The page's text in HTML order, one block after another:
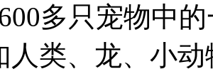
多只宠物中
人类、龙、小